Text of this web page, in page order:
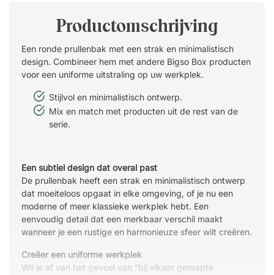
Productomschrijving
Een ronde prullenbak met een strak en minimalistisch
design. Combineer hem met andere Bigso Box producten
voor een uniforme uitstraling op uw werkplek.
Stijlvol en minimalistisch ontwerp.
Mix en match met producten uit de rest van de
serie.
Een subtiel design dat overal past
De prullenbak heeft een strak en minimalistisch ontwerp
dat moeiteloos opgaat in elke omgeving, of je nu een
moderne of meer klassieke werkplek hebt. Een
eenvoudig detail dat een merkbaar verschil maakt
wanneer je een rustige en harmonieuze sfeer wilt creëren.
Creëer een uniforme werkplek
Wil je af van het gevoel van “bij elkaar geraapte